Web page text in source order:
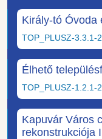
Király-tó Óvoda
TOP_PLUSZ-3.3.1-
Élhető
TOP_PLUSZ-1.2.1-
Kapuvár Város
rekonstrukciója